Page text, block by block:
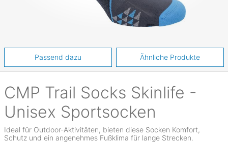
CMP Trail Socks Skinlife -
Unisex Sportsocken
Ideal für Outdoor-Aktivitäten, bieten diese Socken Komfort,
Schutz und ein angenehmes Fußklima für lange Strecken.
Passend dazu Ähnliche Produkte